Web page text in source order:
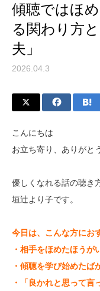
傾聴ではほ
る関わり方
夫」
2026.04.3
こんにちは
お立ち寄り、ありがと
優しくなれる話の聴き
垣辻より子です。
今日は、こんな方にお
・相手をほめたほうが
・傾聴を学び始めたば
・「良かれと思って言